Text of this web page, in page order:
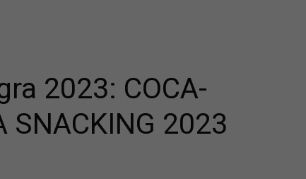
2023: COCA-
SNACKING 2023